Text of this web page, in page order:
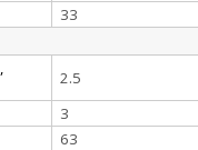
33
2.5
3
63